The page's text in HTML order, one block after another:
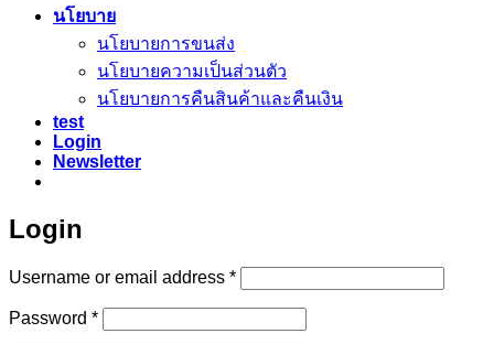
นโยบาย
นโยบายการขนส่ง
นโยบายความเป็นส่วนตัว
นโยบายการคืนสินค้าและคืนเงิน
test
Login
Newsletter
Login
Username or email address *Required
Password *Required